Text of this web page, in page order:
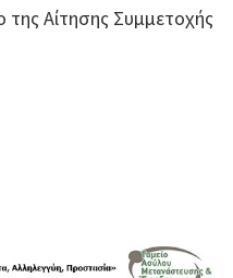
της Αίτησης Συμμετοχής